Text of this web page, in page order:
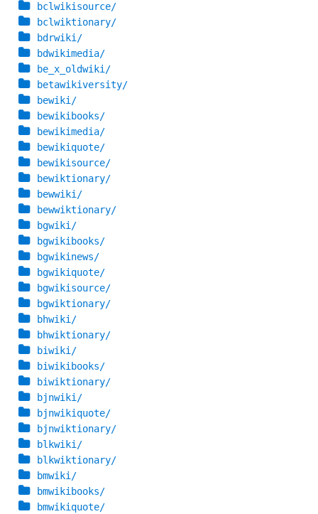
bclwikisource/
bclwiktionary/
bdrwiki/
bdwikimedia/
be_x_oldwiki/
betawikiversity/
bewiki/
bewikibooks/
bewikimedia/
bewikiquote/
bewikisource/
bewiktionary/
bewwiki/
bewwiktionary/
bgwiki/
bgwikibooks/
bgwikinews/
bgwikiquote/
bgwikisource/
bgwiktionary/
bhwiki/
bhwiktionary/
biwiki/
biwikibooks/
biwiktionary/
bjnwiki/
bjnwikiquote/
bjnwiktionary/
blkwiki/
blkwiktionary/
bmwiki/
bmwikibooks/
bmwikiquote/